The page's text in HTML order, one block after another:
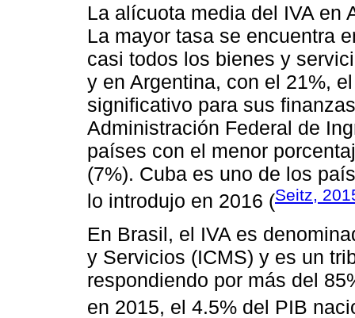
La alícuota media del IVA en
La mayor tasa se encuentra
casi todos los bienes y
y en Argentina, con el 21%,
significativo para sus
Administración Federal de
países con el menor
(7%). Cuba es uno de los
lo introdujo en 2016 (Seitz,
En Brasil, el IVA es
y Servicios (ICMS) y es un
respondiendo por más del
en 2015, el 4.5% del PIB